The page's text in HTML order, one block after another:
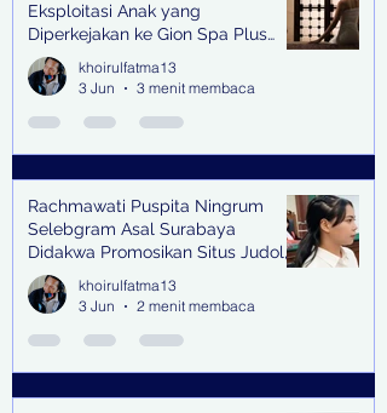
Eksploitasi Anak yang
Diperkejakan ke Gion Spa Plus
and Pub Surabaya,
khoirulfatma13
3 Jun
3 menit membaca
Rachmawati Puspita Ningrum
Selebgram Asal Surabaya
Didakwa Promosikan Situs Judol,
Raup Rp2 Juta dari Tiga Kali
Endorse
khoirulfatma13
3 Jun
2 menit membaca